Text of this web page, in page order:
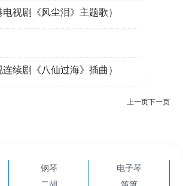
视剧《风尘泪》主题歌）
续剧《八仙过海》插曲）
上一页下一页
钢琴
电子琴
二胡 笛箫